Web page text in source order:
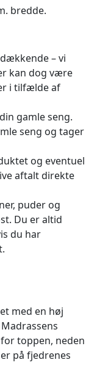
bredde.
– vi
kan dog være
i tilfælde af
gamle seng.
seng og tager
og eventuel
aftalt direkte
puder og
Du er altid
du har
med en høj
toppen, neden
på fjedrenes